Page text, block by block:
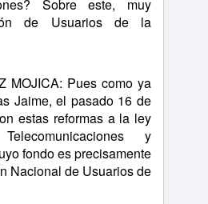
Sobre este, muy
de Usuarios de la
MOJICA: Pues como ya
Jaime, el pasado 16 de
estas reformas a la ley
y
fondo es precisamente
Nacional de Usuarios de